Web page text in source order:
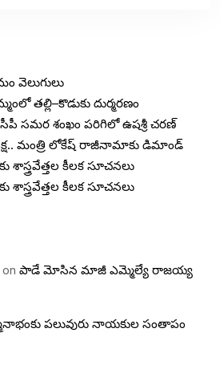
వెలుగులు
తల్లి–కొడుకు దుర్మరణం
సమర శంఖం పరిగిలో ఉషశ్రీ చరణ్
మంత్రి లోకేష్ రాజీనామాకు డిమాండ్
శాస్త్రవేత్తల కీలక సూచనలు
శాస్త్రవేత్తల కీలక సూచనలు
on పాడే మోసిన మాజీ ఎమ్మెల్యే రాజయ్య
పలువురు నాయకుల సంతాపం